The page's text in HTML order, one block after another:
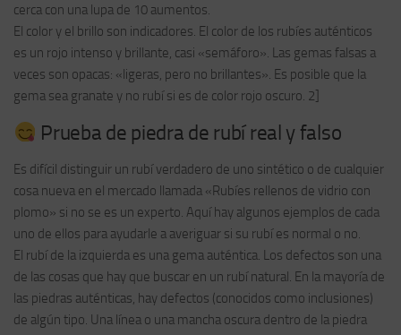
cerca con una lupa de 10 aumentos.
El color y el brillo son indicadores. El color de los rubíes auténticos
es un rojo intenso y brillante, casi «semáforo». Las gemas falsas a
veces son opacas: «ligeras, pero no brillantes». Es posible que la
gema sea granate y no rubí si es de color rojo oscuro. 2]
Prueba de piedra de rubí real y falso
Es difícil distinguir un rubí verdadero de uno sintético o de cualquier
cosa nueva en el mercado llamada «Rubíes rellenos de vidrio con
plomo» si no se es un experto. Aquí hay algunos ejemplos de cada
uno de ellos para ayudarle a averiguar si su rubí es normal o no.
El rubí de la izquierda es una gema auténtica. Los defectos son una
de las cosas que hay que buscar en un rubí natural. En la mayoría de
las piedras auténticas, hay defectos (conocidos como inclusiones)
de algún tipo. Una línea o una mancha oscura dentro de la piedra